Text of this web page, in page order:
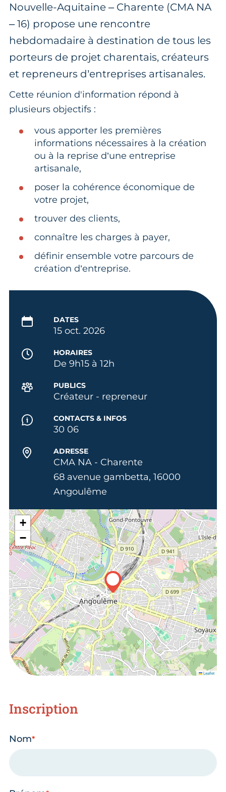
Nouvelle-Aquitaine – Charente (CMA NA
– 16) propose une rencontre
hebdomadaire à destination de tous les
porteurs de projet charentais, créateurs
et repreneurs d’entreprises artisanales.
Cette réunion d'information répond à
plusieurs objectifs :
vous apporter les premières
informations nécessaires à la création
ou à la reprise d’une entreprise
artisanale,
poser la cohérence économique de
votre projet,
trouver des clients,
connaître les charges à payer,
définir ensemble votre parcours de
création d’entreprise.
DATES
15 oct. 2026
HORAIRES
De 9h15 à 12h
PUBLICS
Créateur - repreneur
CONTACTS & INFOS
30 06
ADRESSE
CMA NA - Charente
68 avenue gambetta, 16000
Angoulême
+
−
Leaflet
Inscription
Nom